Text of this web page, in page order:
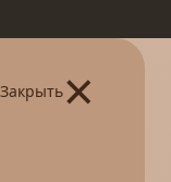
Закрыть×